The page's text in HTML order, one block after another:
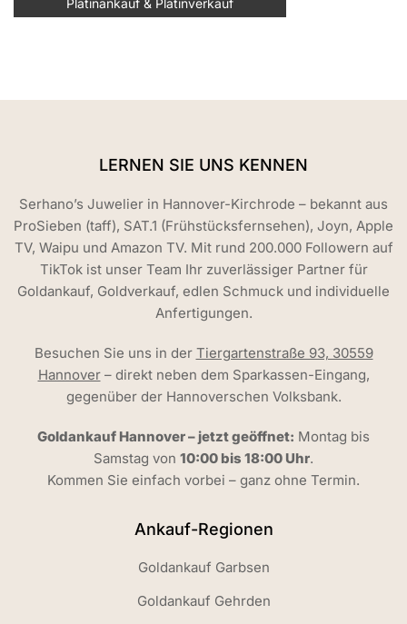
LERNEN SIE UNS KENNEN
Serhano’s Juwelier in Hannover-Kirchrode – bekannt aus
ProSieben (taff), SAT.1 (Frühstücksfernsehen), Joyn, Apple
TV, Waipu und Amazon TV. Mit rund 200.000 Followern auf
TikTok ist unser Team Ihr zuverlässiger Partner für
Goldankauf, Goldverkauf, edlen Schmuck und individuelle
Anfertigungen.
Besuchen Sie uns in der Tiergartenstraße 93, 30559
Hannover– direkt neben dem Sparkassen-Eingang,
gegenüber der Hannoverschen Volksbank.
Goldankauf Hannover – jetzt geöffnet: Montag bis
Samstag von 10:00 bis 18:00 Uhr.
Kommen Sie einfach vorbei – ganz ohne Termin.
Ankauf-Regionen
Goldankauf Garbsen
Goldankauf Gehrden